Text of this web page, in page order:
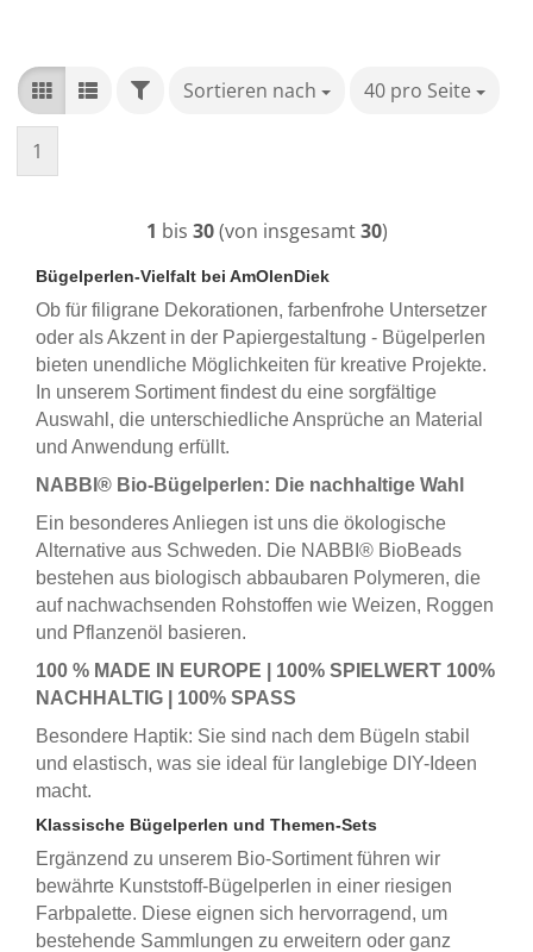
FILTERSortieren nach
Sortieren nach 40 pro Seite
pro Seite
1
1 bis 30(von insgesamt30)
Bügelperlen-Vielfalt bei AmOlenDiek
Ob für filigrane Dekorationen, farbenfrohe Untersetzer
oder als Akzent in der Papiergestaltung - Bügelperlen
bieten unendliche Möglichkeiten für kreative Projekte.
In unserem Sortiment findest du eine sorgfältige
Auswahl, die unterschiedliche Ansprüche an Material
und Anwendung erfüllt.
NABBI® Bio-Bügelperlen: Die nachhaltige Wahl
Ein besonderes Anliegen ist uns die ökologische
Alternative aus Schweden. Die NABBI® BioBeads
bestehen aus biologisch abbaubaren Polymeren, die
auf nachwachsenden Rohstoffen wie Weizen, Roggen
und Pflanzenöl basieren.
100 % MADE IN EUROPE | 100% SPIELWERT 100%
NACHHALTIG | 100% SPASS
Besondere Haptik: Sie sind nach dem Bügeln stabil
und elastisch, was sie ideal für langlebige DIY-Ideen
macht.
Klassische Bügelperlen und Themen-Sets
Ergänzend zu unserem Bio-Sortiment führen wir
bewährte Kunststoff-Bügelperlen in einer riesigen
Farbpalette. Diese eignen sich hervorragend, um
bestehende Sammlungen zu erweitern oder ganz